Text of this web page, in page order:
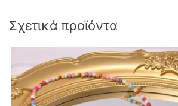
Σχετικά προϊόντα